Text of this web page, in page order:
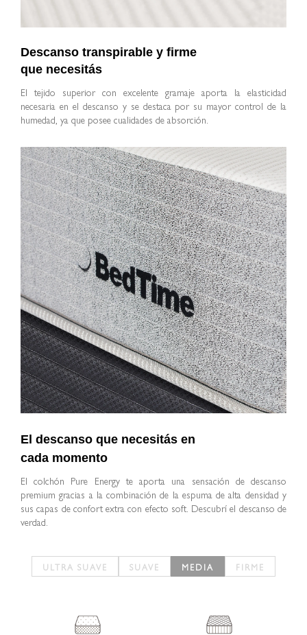
Descanso transpirable y firme
que necesitás
El tejido superior con excelente gramaje aporta la elasticidad
necesaria en el descanso y se destaca por su mayor control de la
humedad, ya que posee cualidades de absorción.
El descanso que necesitás en
cada momento
El colchón Pure Energy te aporta una sensación de descanso
premium gracias a la combinación de la espuma de alta densidad y
sus capas de confort extra con efecto soft. Descubrí el descanso de
verdad.